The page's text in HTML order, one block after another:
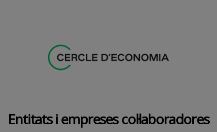
Entitats i empreses col·laboradores